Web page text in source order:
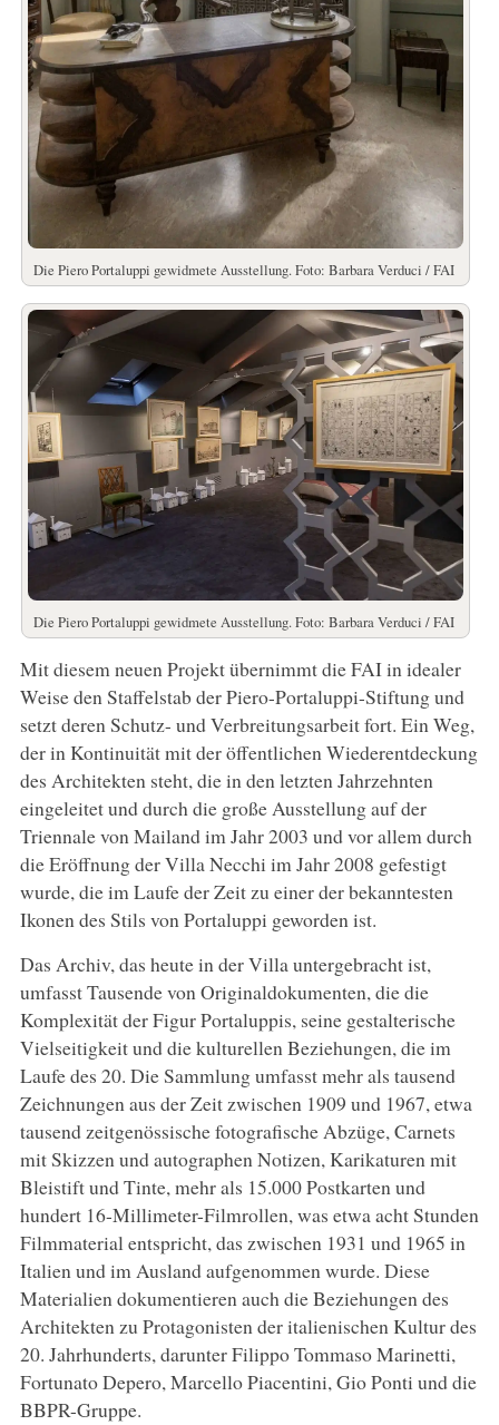
Die Piero Portaluppi gewidmete Ausstellung. Foto: Barbara Verduci / FAI
Die Piero Portaluppi gewidmete Ausstellung. Foto: Barbara Verduci / FAI
Mit diesem neuen Projekt übernimmt die FAI in idealer
Weise den Staffelstab der Piero-Portaluppi-Stiftung und
setzt deren Schutz- und Verbreitungsarbeit fort. Ein Weg,
der in Kontinuität mit der öffentlichen Wiederentdeckung
des Architekten steht, die in den letzten Jahrzehnten
eingeleitet und durch die große Ausstellung auf der
Triennale von Mailand im Jahr 2003 und vor allem durch
die Eröffnung der Villa Necchi im Jahr 2008 gefestigt
wurde, die im Laufe der Zeit zu einer der bekanntesten
Ikonen des Stils von Portaluppi geworden ist.
Das Archiv, das heute in der Villa untergebracht ist,
umfasst Tausende von Originaldokumenten, die die
Komplexität der Figur Portaluppis, seine gestalterische
Vielseitigkeit und die kulturellen Beziehungen, die im
Laufe des 20. Die Sammlung umfasst mehr als tausend
Zeichnungen aus der Zeit zwischen 1909 und 1967, etwa
tausend zeitgenössische fotografische Abzüge, Carnets
mit Skizzen und autographen Notizen, Karikaturen mit
Bleistift und Tinte, mehr als 15.000 Postkarten und
hundert 16-Millimeter-Filmrollen, was etwa acht Stunden
Filmmaterial entspricht, das zwischen 1931 und 1965 in
Italien und im Ausland aufgenommen wurde. Diese
Materialien dokumentieren auch die Beziehungen des
Architekten zu Protagonisten der italienischen Kultur des
20. Jahrhunderts, darunter Filippo Tommaso Marinetti,
Fortunato Depero, Marcello Piacentini, Gio Ponti und die
BBPR-Gruppe.